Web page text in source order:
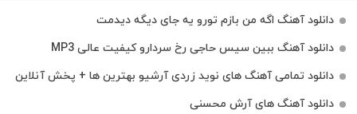
دانلود آهنگ اگه من بازم تورو یه جای دیگه دیدمت
دانلود آهنگ ببین سیس حاجی رخ سردارو کیفیت عالی MP3
دانلود تمامی آهنگ های نوید زردی آرشیو بهترین ها + پخش آنلاین
دانلود آهنگ های آرش محسنی